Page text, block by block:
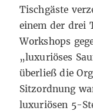
Tischgäste
einem der drei
Workshops
„luxuriöses
überließ die
Sitzordnung
luxuriösen 5-